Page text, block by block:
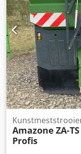
Amazone ZA-
Profis